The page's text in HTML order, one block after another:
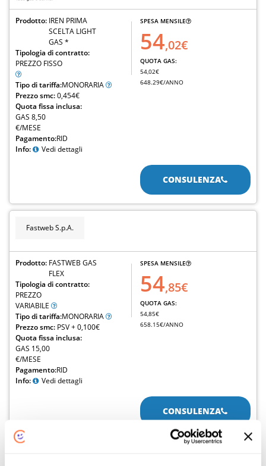
Prodotto: IREN PRIMA
SCELTA LIGHT
GAS *
Tipologia di contratto:
PREZZO FISSO
Tipo di tariffa:MONORARIA
Prezzo smc:0,454€
Quota fissa inclusa:
GAS 8,50
€/MESE
Pagamento:RID
Info:
Vedi dettagli
SPESA MENSILE
54,02€
QUOTA GAS:
54,02€
648.29€/ANNO
CONSULENZA
Fastweb S.p.A.
Prodotto: FASTWEB GAS
FLEX
Tipologia di contratto:
PREZZO
VARIABILE
Tipo di tariffa:MONORARIA
Prezzo smc: PSV + 0,100€
Quota fissa inclusa:
GAS 15,00
€/MESE
Pagamento:RID
Info:
Vedi dettagli
SPESA MENSILE
54,85€
QUOTA GAS:
54,85€
658.15€/ANNO
CONSULENZA